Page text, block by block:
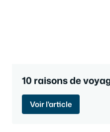
10 raisons de
Voir l'article